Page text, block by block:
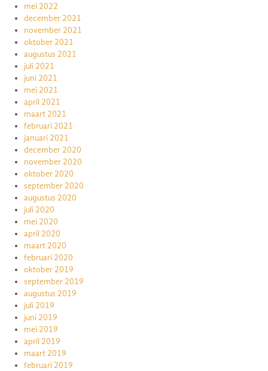
mei 2022
december 2021
november 2021
oktober 2021
augustus 2021
juli 2021
juni 2021
mei 2021
april 2021
maart 2021
februari 2021
januari 2021
december 2020
november 2020
oktober 2020
september 2020
augustus 2020
juli 2020
mei 2020
april 2020
maart 2020
februari 2020
oktober 2019
september 2019
augustus 2019
juli 2019
juni 2019
mei 2019
april 2019
maart 2019
februari 2019